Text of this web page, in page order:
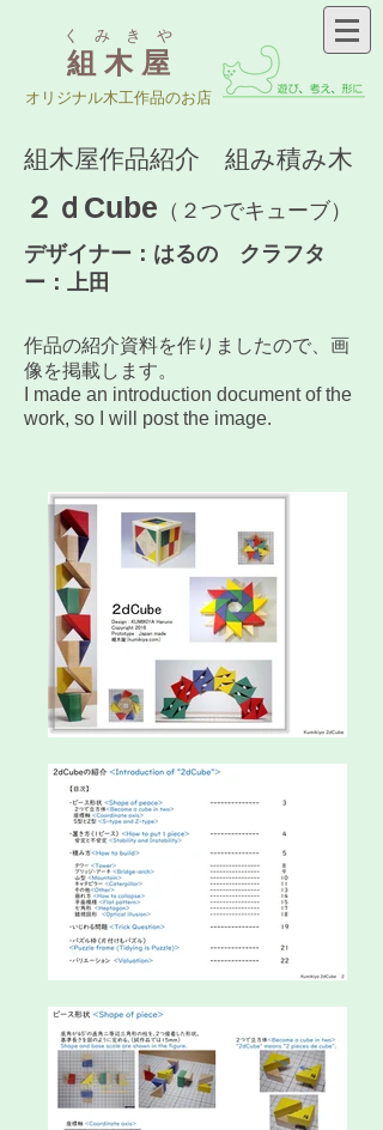
組 木 屋
く み き や
​オリジナル木工作品のお店
組木屋作品紹介 組み積み木
２ｄCube （２つでキューブ）
デザイナー：はるの クラフタ
ー：上田
作品の紹介資料を作りましたので、画
像を掲載します。
I made an introduction document of the
work, so I will post the image.